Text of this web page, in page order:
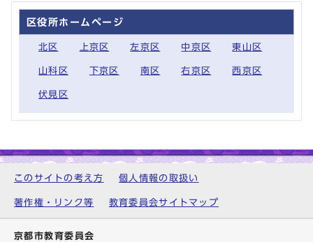
区役所ホームページ
北区 上京区 左京区 中京区 東山区
山科区 下京区 南区 右京区 西京区
伏見区
このサイトの考え方 個人情報の取扱い
著作権・リンク等 教育委員会サイトマップ
京都市教育委員会